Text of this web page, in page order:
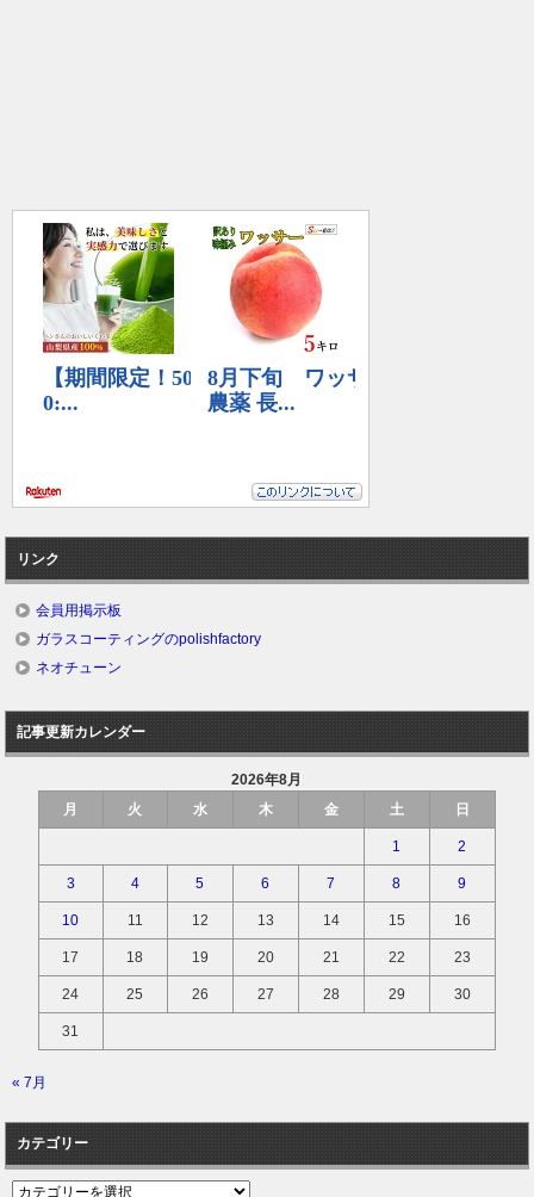
リンク
会員用掲示板
ガラスコーティングのpolishfactory
ネオチューン
記事更新カレンダー
2026年8月
月
火 水 木 金 土 日
1 2
3 4 5 6 7 8 9
10 11 12 13 14 15 16
17 18 19 20 21 22 23
24 25 26 27 28 29 30
31
« 7月
カテゴリー
カ